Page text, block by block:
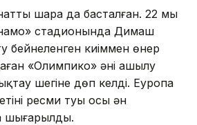
шара да басталған. 22 мың
стадионында Димаш
бейнеленген киіммен өнер
«Олимпико» әні ашылу
шегіне дөп келді. Еуропа
ресми туы осы ән
шығарылды.